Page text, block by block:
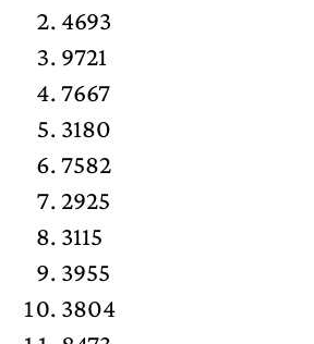
4693
9721
7667
3180
7582
2925
3115
3955
3804